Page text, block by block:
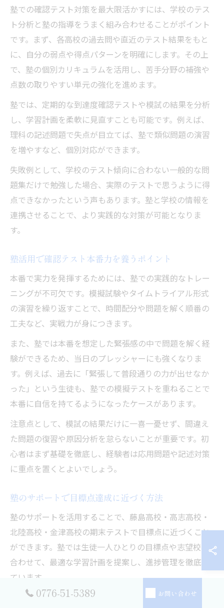
塾での確認テスト対策を最大限活かすには、学校のテス
ト分析と塾の指導をうまく組み合わせることがポイント
です。まず、各高校の過去問や直近のテスト結果をもと
に、自分の弱点や得点パターンを明確にします。その上
で、塾の個別カリキュラムを活用し、苦手分野の補強や
点数の取りやすい単元の強化を進めます。
塾では、定期的な到達度確認テストや模試の結果を分析
し、学習計画を柔軟に見直すことも可能です。例えば、
理科の記述問題で失点が目立てば、塾で類似問題の演習
を増やすなど、個別対応ができます。
失敗例として、学校のテスト傾向に合わない一般的な問
題集だけで勉強した場合、実際のテストで思うように得
点できなかったという声もあります。塾と学校の情報を
連携させることで、より実践的な対策が可能となりま
す。
塾活用で確認テスト本番力を養うポイント
本番で実力を発揮するためには、塾での実践的なトレー
ニングが不可欠です。模擬試験やタイムトライアル形式
の演習を繰り返すことで、時間配分や問題を解く順番の
工夫など、実戦力が身につきます。
また、塾では本番を想定した緊張感の中で問題を解く経
験ができるため、当日のプレッシャーにも強くなりま
す。例えば、過去に「緊張して普段通りの力が出せなか
った」という生徒も、塾での模擬テストを重ねることで
本番に自信を持てるようになったケースがあります。
注意点として、模試の結果だけに一喜一憂せず、間違え
た問題の復習や原因分析を怠らないことが重要です。初
心者はまず基礎を徹底し、経験者は応用問題や記述対策
に重点を置くとよいでしょう。
塾のサポートで目標点達成に近づく方法
塾のサポートを活用することで、藤島高校・高志高校・
北陸高校・金津高校の期末テストで目標点に近づくこと
ができます。塾では生徒一人ひとりの目標点や志望校に
合わせて、最適な学習計画を提案し、進捗管理を徹底し
ています。
例えば、内申点や偏差値を意識した指導や、合格ボーダ
0776-51-5389 お問い合わせ